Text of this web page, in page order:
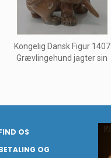
Kongelig Dansk Figur 1407
Grævlingehund jagter sin
OS
OG